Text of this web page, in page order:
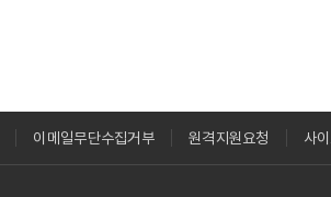
이메일무단수집거부 원격지원요청 사